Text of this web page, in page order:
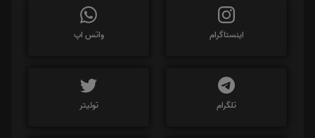
اینستاگرام واتس اپ
تلگرام توئیتر